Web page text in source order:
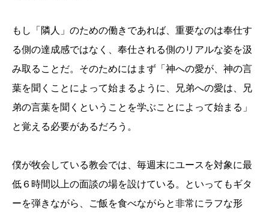
もし「隣人」のための働きであれば、重要なのは奉仕す
る側の達成感ではなく、奉仕される側のリアルな姿を汲
み取ることだ。そのためにはまず「神への愛が、神の言
葉を聞くことによって始まるように、兄弟への愛は、兄
弟の言葉を聞くということを学ぶことによって始まる」
と覚える必要があるだろう。
僕が牧会している教会では、毎週末にユースを対象に最
低６時間以上の面談の場を設けている。といってもギタ
ーを弾きながら、ご飯を食べながらと非常にラフな形